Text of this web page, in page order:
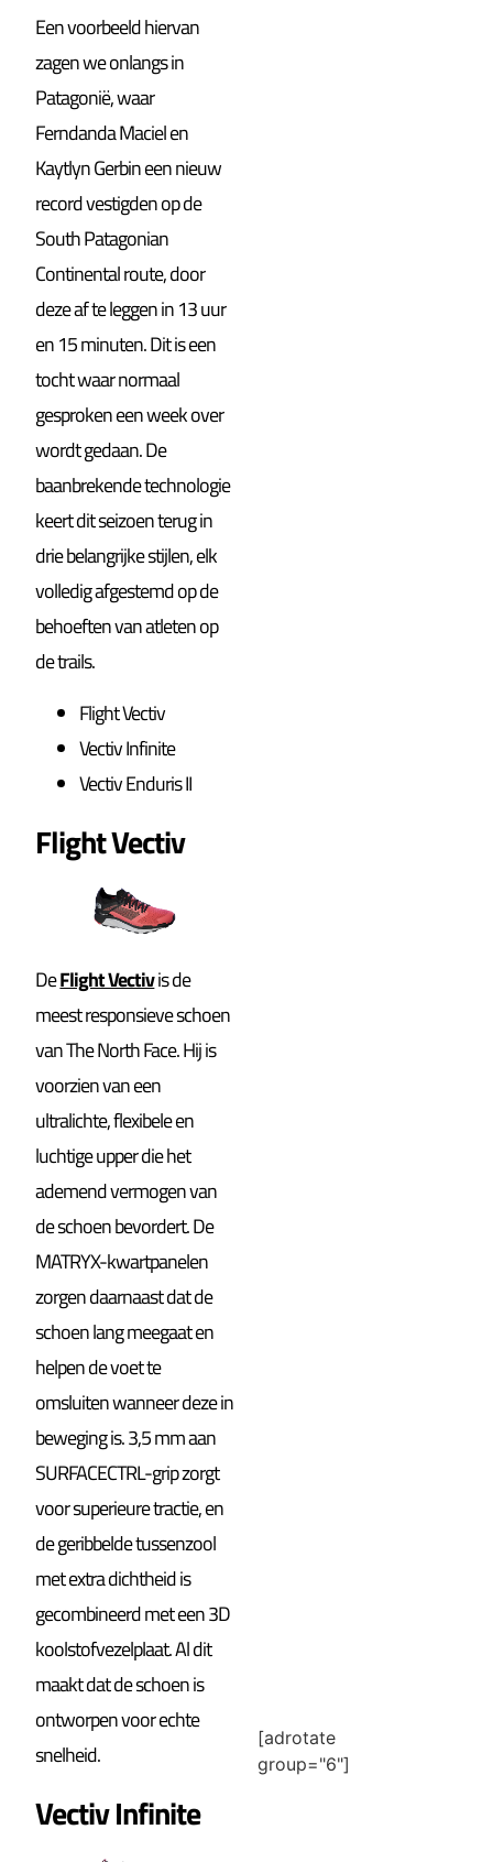
Een voorbeeld hiervan
zagen we onlangs in
Patagonië, waar
Ferndanda Maciel en
Kaytlyn Gerbin een nieuw
record vestigden op de
South Patagonian
Continental route, door
deze af te leggen in 13 uur
en 15 minuten. Dit is een
tocht waar normaal
gesproken een week over
wordt gedaan. De
baanbrekende technologie
keert dit seizoen terug in
drie belangrijke stijlen, elk
volledig afgestemd op de
behoeften van atleten op
de trails.
Flight Vectiv
Vectiv Infinite
Vectiv Enduris II
Flight Vectiv
DeFlight Vectivis de
meest responsieve schoen
van The North Face. Hij is
voorzien van een
ultralichte, flexibele en
luchtige upper die het
ademend vermogen van
de schoen bevordert. De
MATRYX-kwartpanelen
zorgen daarnaast dat de
schoen lang meegaat en
helpen de voet te
omsluiten wanneer deze in
beweging is. 3,5 mm aan
SURFACECTRL-grip zorgt
voor superieure tractie, en
de geribbelde tussenzool
met extra dichtheid is
gecombineerd met een 3D
koolstofvezelplaat. Al dit
maakt dat de schoen is
ontworpen voor echte
snelheid.
Vectiv Infinite
[adrotate
group="6"]